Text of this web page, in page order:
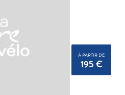
À PARTIR DE
195 €